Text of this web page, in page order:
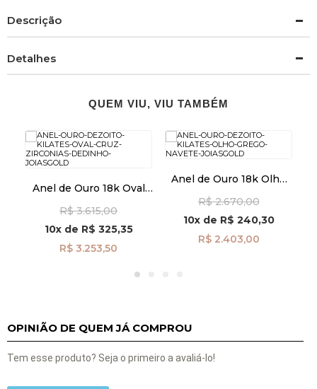
Descrição
Detalhes
QUEM VIU, VIU TAMBÉM
Anel de Ouro 18k Oval
Dedinho an41963
R$ 3.615,00
10xde R$ 325,35
R$ 3.253,50
Anel de Ouro 18k Olho
R$ 2.670,00
10xde R$ 240,30
R$ 2.403,00
OPINIÃO DE QUEM JÁ COMPROU
Tem esse produto? Seja o primeiro a avaliá-lo!